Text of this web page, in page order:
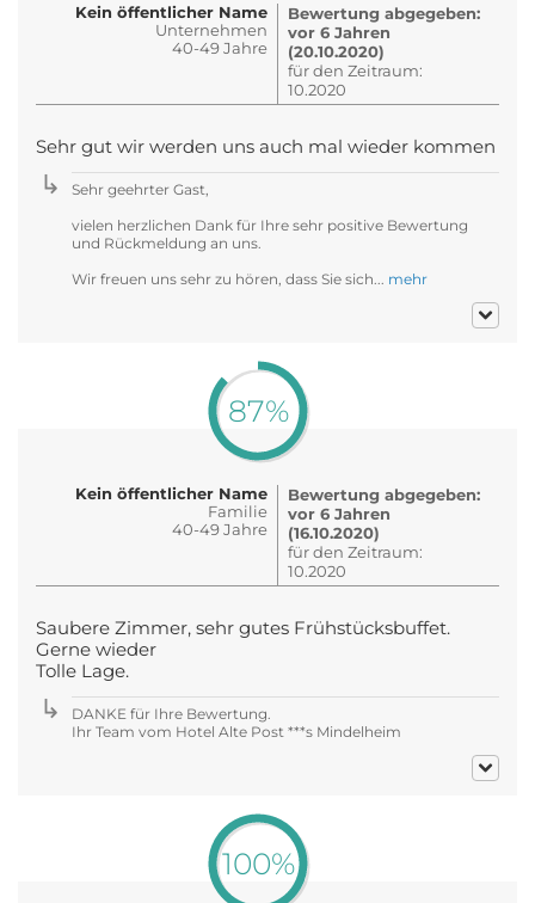
Kein öffentlicher Name
Unternehmen
40-49 Jahre
Bewertung abgegeben:
vor 6 Jahren
(20.10.2020)
für den Zeitraum:
10.2020
Sehr gut wir werden uns auch mal wieder kommen
Sehr geehrter Gast,
vielen herzlichen Dank für Ihre sehr positive Bewertung
und Rückmeldung an uns.
Wir freuen uns sehr zu hören, dass Sie sich... mehr
87%
Kein öffentlicher Name
Familie
40-49 Jahre
Bewertung abgegeben:
vor 6 Jahren
(16.10.2020)
für den Zeitraum:
10.2020
Saubere Zimmer, sehr gutes Frühstücksbuffet.
Gerne wieder
Tolle Lage.
DANKE für Ihre Bewertung.
Ihr Team vom Hotel Alte Post ***s Mindelheim
100%